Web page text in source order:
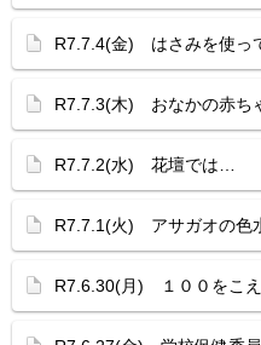
R7.7.4(金) はさみを使っ
R7.7.3(木) おなかの赤ち
R7.7.2(水) 花壇では…
R7.7.1(火) アサガオの色
R7.6.30(月) １００をこ